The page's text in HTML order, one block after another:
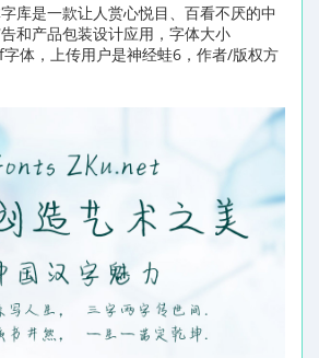
库是一款让人赏心悦目、百看不厌的中
和产品包装设计应用，字体大小
体，上传用户是神经蛙6，作者/版权方